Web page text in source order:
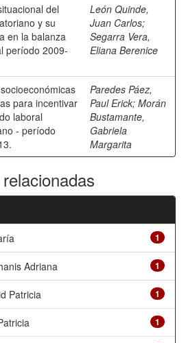
del
y su
en la balanza
período 2009-
León Quinde,
Juan Carlos;
Segarra Vera,
Eliana Berenice
para incentivar
laboral
- período
Paredes Páez,
Paul Erick; Morán
Bustamante,
Gabriela
Margarita
1
1
Adriana
1
Patricia
1